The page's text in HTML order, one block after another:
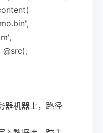
@src);
器机器上，路径